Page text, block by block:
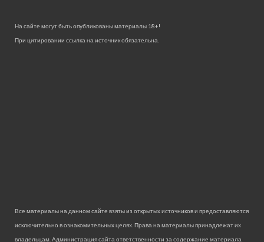
На сайте могут быть опубликованы материалы 18+!
При цитировании ссылка на источник обязательна.
Все материалы на данном сайте взяты из открытых источников и предоставляются
исключительно в ознакомительных целях. Права на материалы принадлежат их
владельцам. Администрация сайта ответственности за содержание материала